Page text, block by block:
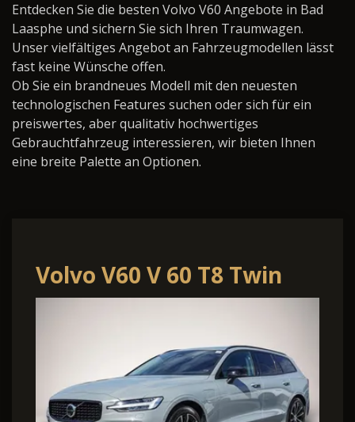
Entdecken Sie die besten Volvo V60 Angebote in Bad
Laasphe und sichern Sie sich Ihren Traumwagen.
Unser vielfältiges Angebot an Fahrzeugmodellen lässt
fast keine Wünsche offen.
Ob Sie ein brandneues Modell mit den neuesten
technologischen Features suchen oder sich für ein
preiswertes, aber qualitativ hochwertiges
Gebrauchtfahrzeug interessieren, wir bieten Ihnen
eine breite Palette an Optionen.
Volvo V60 V 60 T8 Twin
Engine AWD Plus Dark